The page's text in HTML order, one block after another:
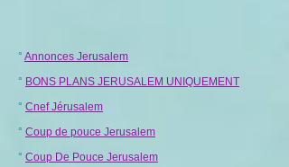
° Annonces Jerusalem
° BONS PLANS JERUSALEM UNIQUEMENT
° Cnef Jérusalem
° Coup de pouce Jerusalem
° Coup De Pouce Jerusalem